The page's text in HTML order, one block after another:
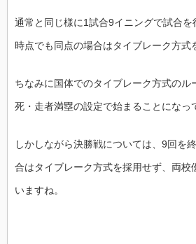
通常と同じ様に1試合9イニングで試合を
時点でも同点の場合はタイブレーク方式
ちなみに国体でのタイブレーク方式のル
死・走者満塁の設定で始まることになっ
しかしながら決勝戦については、9回を
合はタイブレーク方式を採用せず、両校
いますね。